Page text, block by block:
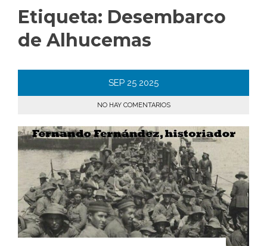
Etiqueta: Desembarco
de Alhucemas
SEP 25 2025
NO HAY COMENTARIOS